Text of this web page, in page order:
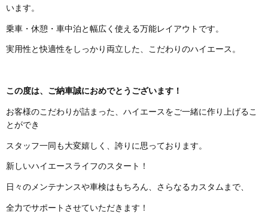
います。
乗車・休憩・車中泊と幅広く使える万能レイアウトです。
実用性と快適性をしっかり両立した、こだわりのハイエース。
この度は、ご納車誠におめでとうございます！
お客様のこだわりが詰まった、ハイエースをご一緒に作り上げるこ
とができ
スタッフ一同も大変嬉しく、誇りに思っております。
新しいハイエースライフのスタート！
日々のメンテナンスや車検はもちろん、さらなるカスタムまで、
全力でサポートさせていただきます！